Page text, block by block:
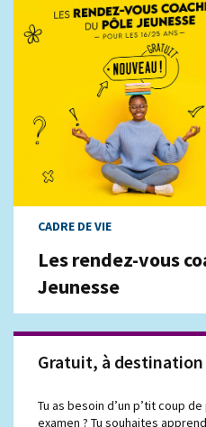
CADRE DE VIE
Les rendez-vous
Jeunesse
Gratuit, à destination
Tu as besoin d’un p’tit coup
examen ? Tu souhaites